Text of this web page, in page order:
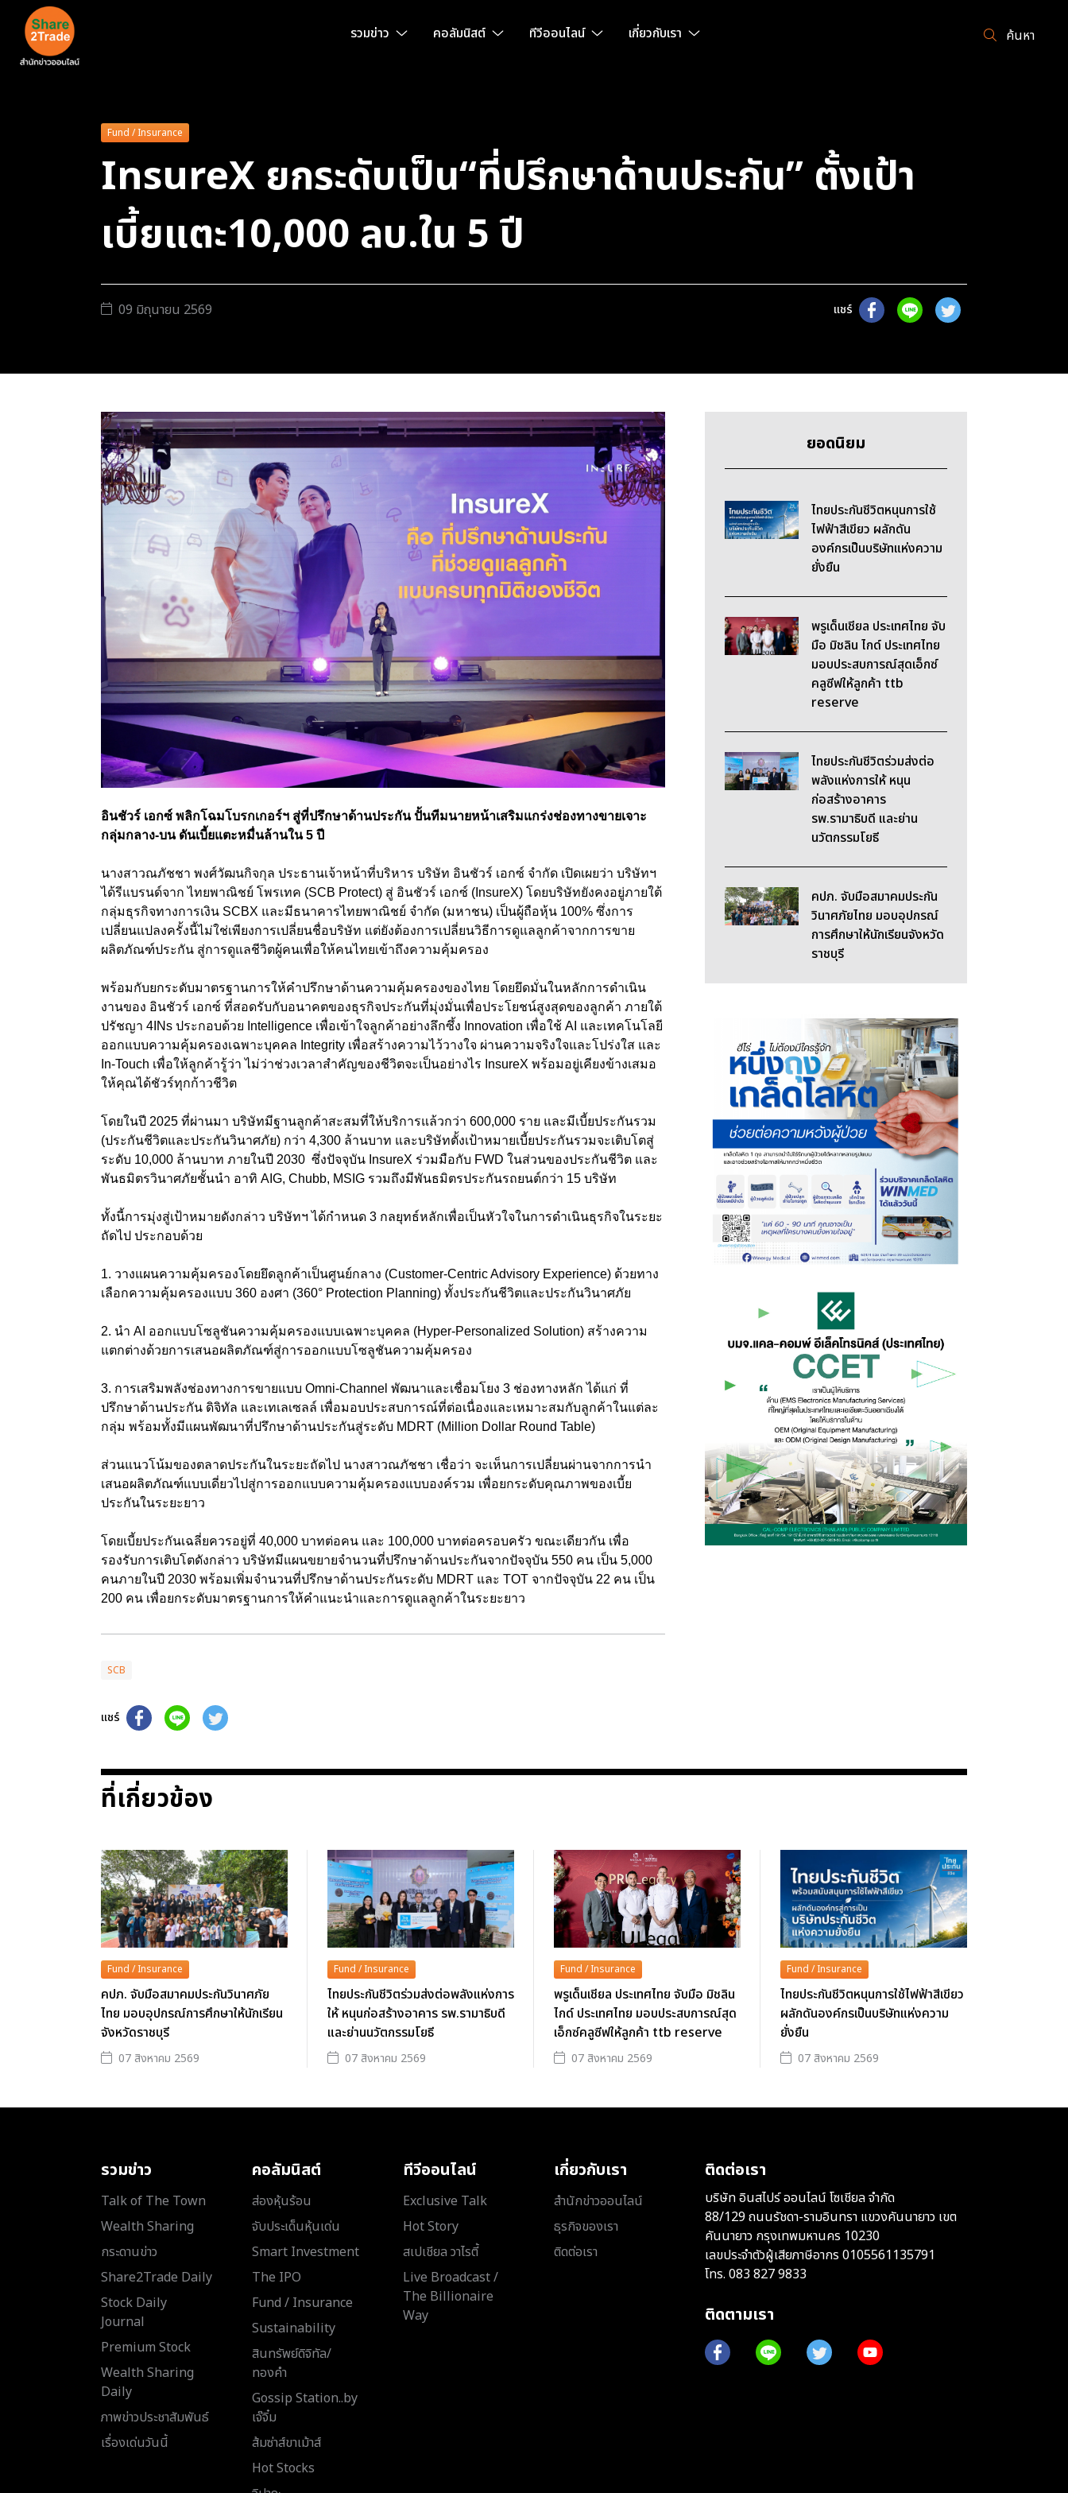
รวมข่าว คอลัมนิสต์ ทีวีออนไลน์ เกี่ยวกับเรา ค้นหา
Fund / Insurance
InsureX ยกระดับเป็น“ที่ปรึกษาด้านประกัน” ตั้งเป้า
เบี้ยแตะ10,000 ลบ.ใน 5 ปี
09 มิถุนายน 2569 แชร์
อินชัวร์ เอกซ์ พลิกโฉมโบรกเกอร์ฯ สู่ที่ปรึกษาด้านประกัน ปั้นทีมนายหน้าเสริมแกร่งช่องทางขายเจาะ
กลุ่มกลาง-บน ดันเบี้ยแตะหมื่นล้านใน 5 ปี
นางสาวณภัชชา พงศ์วัฒนกิจกุล ประธานเจ้าหน้าที่บริหาร บริษัท อินชัวร์ เอกซ์ จำกัด เปิดเผยว่า บริษัทฯ
ได้รีแบรนด์จาก ไทยพาณิชย์ โพรเทค (SCB Protect) สู่ อินชัวร์ เอกซ์ (InsureX) โดยบริษัทยังคงอยู่ภายใต้
กลุ่มธุรกิจทางการเงิน SCBX และมีธนาคารไทยพาณิชย์ จำกัด (มหาชน) เป็นผู้ถือหุ้น 100% ซึ่งการ
เปลี่ยนแปลงครั้งนี้ไม่ใช่เพียงการเปลี่ยนชื่อบริษัท แต่ยังต้องการเปลี่ยนวิธีการดูแลลูกค้าจากการขาย
ผลิตภัณฑ์ประกัน สู่การดูแลชีวิตผู้คนเพื่อให้คนไทยเข้าถึงความคุ้มครอง
พร้อมกับยกระดับมาตรฐานการให้คำปรึกษาด้านความคุ้มครองของไทย โดยยึดมั่นในหลักการดำเนิน
งานของ อินชัวร์ เอกซ์ ที่สอดรับกับอนาคตของธุรกิจประกันที่มุ่งมั่นเพื่อประโยชน์สูงสุดของลูกค้า ภายใต้
ปรัชญา 4INs ประกอบด้วย Intelligence เพื่อเข้าใจลูกค้าอย่างลึกซึ้ง Innovation เพื่อใช้ AI และเทคโนโลยี
ออกแบบความคุ้มครองเฉพาะบุคคล Integrity เพื่อสร้างความไว้วางใจ ผ่านความจริงใจและโปร่งใส และ
In-Touch เพื่อให้ลูกค้ารู้ว่า ไม่ว่าช่วงเวลาสำคัญของชีวิตจะเป็นอย่างไร InsureX พร้อมอยู่เคียงข้างเสมอ
ให้คุณได้ชัวร์ทุกก้าวชีวิต
โดยในปี 2025 ที่ผ่านมา บริษัทมีฐานลูกค้าสะสมที่ให้บริการแล้วกว่า 600,000 ราย และมีเบี้ยประกันรวม
(ประกันชีวิตและประกันวินาศภัย) กว่า 4,300 ล้านบาท และบริษัทตั้งเป้าหมายเบี้ยประกันรวมจะเติบโตสู่
ระดับ 10,000 ล้านบาท ภายในปี 2030 ซึ่งปัจจุบัน InsureX ร่วมมือกับ FWD ในส่วนของประกันชีวิต และ
พันธมิตรวินาศภัยชั้นนำ อาทิ AIG, Chubb, MSIG รวมถึงมีพันธมิตรประกันรถยนต์กว่า 15 บริษัท
ทั้งนี้การมุ่งสู่เป้าหมายดังกล่าว บริษัทฯ ได้กำหนด 3 กลยุทธ์หลักเพื่อเป็นหัวใจในการดำเนินธุรกิจในระยะ
ถัดไป ประกอบด้วย
1. วางแผนความคุ้มครองโดยยึดลูกค้าเป็นศูนย์กลาง (Customer-Centric Advisory Experience) ด้วยทาง
เลือกความคุ้มครองแบบ 360 องศา (360° Protection Planning) ทั้งประกันชีวิตและประกันวินาศภัย
2. นำ AI ออกแบบโซลูชันความคุ้มครองแบบเฉพาะบุคคล (Hyper-Personalized Solution) สร้างความ
แตกต่างด้วยการเสนอผลิตภัณฑ์สู่การออกแบบโซลูชันความคุ้มครอง
3. การเสริมพลังช่องทางการขายแบบ Omni-Channel พัฒนาและเชื่อมโยง 3 ช่องทางหลัก ได้แก่ ที่
ปรึกษาด้านประกัน ดิจิทัล และเทเลเซลล์ เพื่อมอบประสบการณ์ที่ต่อเนื่องและเหมาะสมกับลูกค้าในแต่ละ
กลุ่ม พร้อมทั้งมีแผนพัฒนาที่ปรึกษาด้านประกันสู่ระดับ MDRT (Million Dollar Round Table)
ส่วนแนวโน้มของตลาดประกันในระยะถัดไป นางสาวณภัชชา เชื่อว่า จะเห็นการเปลี่ยนผ่านจากการนำ
เสนอผลิตภัณฑ์แบบเดี่ยวไปสู่การออกแบบความคุ้มครองแบบองค์รวม เพื่อยกระดับคุณภาพของเบี้ย
ประกันในระยะยาว
โดยเบี้ยประกันเฉลี่ยควรอยู่ที่ 40,000 บาทต่อคน และ 100,000 บาทต่อครอบครัว ขณะเดียวกัน เพื่อ
รองรับการเติบโตดังกล่าว บริษัทมีแผนขยายจำนวนที่ปรึกษาด้านประกันจากปัจจุบัน 550 คน เป็น 5,000
คนภายในปี 2030 พร้อมเพิ่มจำนวนที่ปรึกษาด้านประกันระดับ MDRT และ TOT จากปัจจุบัน 22 คน เป็น
200 คน เพื่อยกระดับมาตรฐานการให้คำแนะนำและการดูแลลูกค้าในระยะยาว
SCB
แชร์
ยอดนิยม
ไทยประกันชีวิตหนุนการใช้
ไฟฟ้าสีเขียว ผลักดัน
องค์กรเป็นบริษัทแห่งความ
ยั่งยืน
พรูเด็นเชียล ประเทศไทย จับ
มือ มิชลิน ไกด์ ประเทศไทย
มอบประสบการณ์สุดเอ็กซ์
คลูซีฟให้ลูกค้า ttb
reserve
ไทยประกันชีวิตร่วมส่งต่อ
พลังแห่งการให้ หนุน
ก่อสร้างอาคาร
รพ.รามาธิบดี และย่าน
นวัตกรรมโยธี
คปภ. จับมือสมาคมประกัน
วินาศภัยไทย มอบอุปกรณ์
การศึกษาให้นักเรียนจังหวัด
ราชบุรี
ที่เกี่ยวข้อง
Fund / Insurance
คปภ. จับมือสมาคมประกันวินาศภัย
ไทย มอบอุปกรณ์การศึกษาให้นักเรียน
จังหวัดราชบุรี
07 สิงหาคม 2569
Fund / Insurance
ไทยประกันชีวิตร่วมส่งต่อพลังแห่งการ
ให้ หนุนก่อสร้างอาคาร รพ.รามาธิบดี
และย่านนวัตกรรมโยธี
07 สิงหาคม 2569
Fund / Insurance
พรูเด็นเชียล ประเทศไทย จับมือ มิชลิน
ไกด์ ประเทศไทย มอบประสบการณ์สุด
เอ็กซ์คลูซีฟให้ลูกค้า ttb reserve
07 สิงหาคม 2569
Fund / Insurance
ไทยประกันชีวิตหนุนการใช้ไฟฟ้าสีเขียว
ผลักดันองค์กรเป็นบริษัทแห่งความ
ยั่งยืน
07 สิงหาคม 2569
รวมข่าว
Talk of The Town
Wealth Sharing
กระดานข่าว
Share2Trade Daily
Stock Daily
Journal
Premium Stock
Wealth Sharing
Daily
ภาพข่าวประชาสัมพันธ์
เรื่องเด่นวันนี้
คอลัมนิสต์
ส่องหุ้นร้อน
จับประเด็นหุ้นเด่น
Smart Investment
The IPO
Fund / Insurance
Sustainability
สินทรัพย์ดิจิทัล/
ทองคำ
Gossip Station..by
เจ๊จิ๋ม
ส้มซ่าส์ขาเม้าส์
Hot Stocks
ทีวีออนไลน์
Exclusive Talk
Hot Story
สเปเชียล วาไรตี้
Live Broadcast /
The Billionaire
Way
เกี่ยวกับเรา
สำนักข่าวออนไลน์
ธุรกิจของเรา
ติดต่อเรา
ติดต่อเรา
บริษัท อินสไปร์ ออนไลน์ โซเชียล จำกัด
88/129 ถนนรัชดา-รามอินทรา แขวงคันนายาว เขต
คันนายาว กรุงเทพมหานคร 10230
เลขประจำตัวผู้เสียภาษีอากร 0105561135791
โทร. 083 827 9833
ติดตามเรา